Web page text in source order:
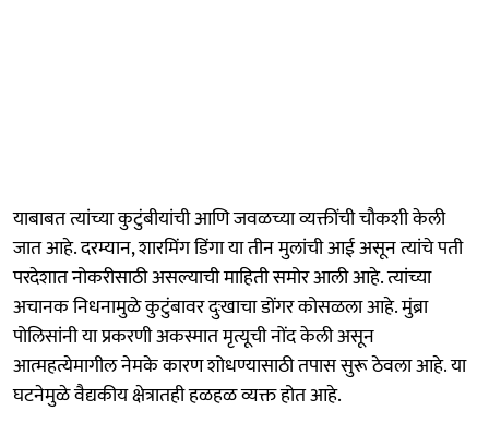
याबाबत त्यांच्या कुटुंबीयांची आणि जवळच्या व्यक्तींची चौकशी केली
जात आहे. दरम्यान, शारमिंग डिंगा या तीन मुलांची आई असून त्यांचे पती
परदेशात नोकरीसाठी असल्याची माहिती समोर आली आहे. त्यांच्या
अचानक निधनामुळे कुटुंबावर दुःखाचा डोंगर कोसळला आहे. मुंब्रा
पोलिसांनी या प्रकरणी अकस्मात मृत्यूची नोंद केली असून
आत्महत्येमागील नेमके कारण शोधण्यासाठी तपास सुरू ठेवला आहे. या
घटनेमुळे वैद्यकीय क्षेत्रातही हळहळ व्यक्त होत आहे.